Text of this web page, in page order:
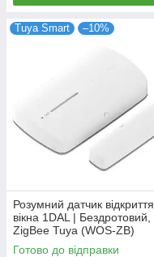
Tuya Smart –10%
Розумний датчик відкриття
вікна 1DAL | Бездротовий,
ZigBee Tuya (WOS-ZB)
Готово до відправки